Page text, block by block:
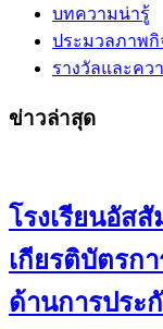
บทความน่ารู้
ประมวลภาพกิ
รางวัลและคว
ข่าวล่าสุด
โรงเรียนอัส
เกียรติบัตรก
ด้านการประ